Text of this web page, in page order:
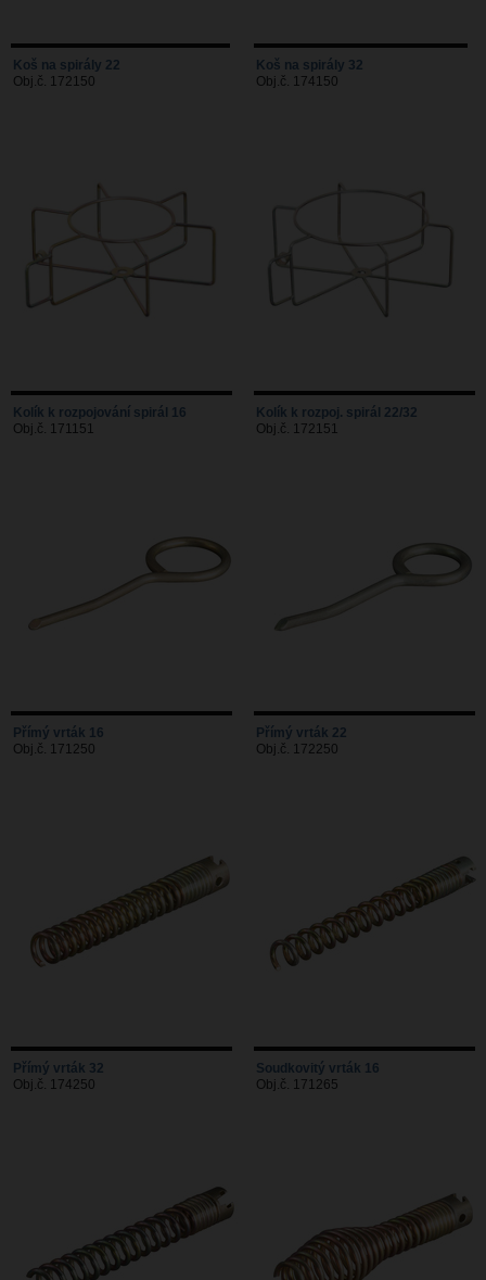
Koš na spirály 22
Obj.č. 172150
Koš na spirály 32
Obj.č. 174150
Kolík k rozpojování spirál 16
Obj.č. 171151
Kolík k rozpoj. spirál 22/32
Obj.č. 172151
Přímý vrták 16
Obj.č. 171250
Přímý vrták 22
Obj.č. 172250
Přímý vrták 32
Obj.č. 174250
Soudkovitý vrták 16
Obj.č. 171265